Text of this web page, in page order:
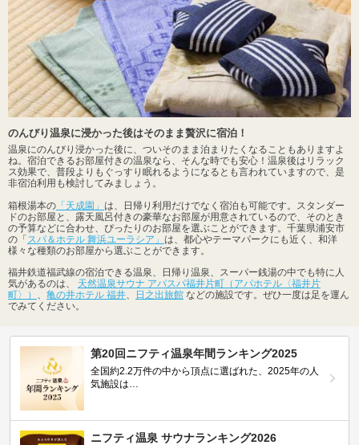
のんびり温泉に浸かった後はそのまま贅沢に宿泊！
温泉にのんびり浸かった後に、ついそのまま泊まりたくなることもありますよ
ね。宿泊できるお部屋付きの温泉なら、そんな時でも安心！温泉後はリラック
ス効果で、普段よりもぐっすり眠れるようになるとも言われていますので、是
非宿泊利用も検討してみましょう。
箱根湯本の 「天成園」 は、日帰り利用だけでなく宿泊も可能です。スタンダー
ドのお部屋と、露天風呂付きの豪華なお部屋が用意されているので、そのとき
の予算などに合わせ、ぴったりのお部屋を選ぶことができます。千葉県浦安市
の「 スパ＆ホテル 舞浜ユーラシア」 は、都心やテーマパークにも近く、和洋
様々な種類のお部屋から選ぶことができます。
福井鉄道福武線の宿泊できる温泉、日帰り温泉、スーパー銭湯の中でも特に人
気があるのは、 天然温泉サウナ アパスパ福井片町（アパホテル〈福井片
町〉） 、 亀の井ホテル 福井、 日之出旅館 などの施設です。ぜひ一度は足を運ん
でみてください。
第20回ニフティ温泉年間ランキング2025
全国約2.2万件の中から頂点に選ばれた、2025年の人
気施設は…
ニフティ温泉 サウナランキング2026